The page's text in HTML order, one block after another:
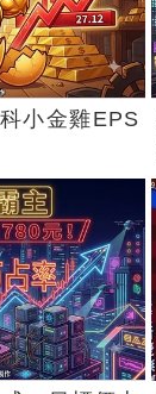
小金雞EPS